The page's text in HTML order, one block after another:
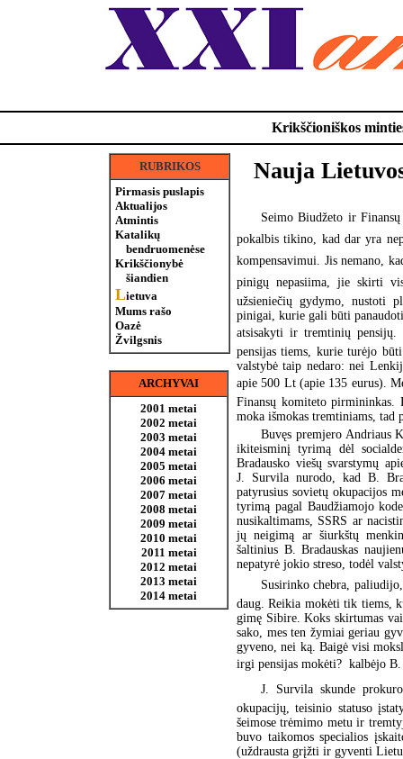
Krikščioniškos
RUBRIKOS
Pirmasis puslapis
Aktualijos
Atmintis
Katalikų
bendruomenėse
Krikščionybė
šiandien
Lietuva
Mums rašo
Oazė
Žvilgsnis
ARCHYVAI
2001 metai
2002 metai
2003 metai
2004 metai
2005 metai
2006 metai
2007 metai
2008 metai
2009 metai
2010 metai
2011 metai
2012 metai
2013 metai
2014 metai
Nauja
Seimo Biudžeto ir Finansų
pokalbis tikino, kad dar yra
kompensavimui. Jis nemano,
pinigų nepasiima, jie skirti
užsieniečių gydymo, nustoti
pinigai, kurie gali būti
atsisakyti ir tremtinių pensijų.
pensijas tiems, kurie turėjo
valstybė taip nedaro: nei
apie 500 Lt (apie 135 eurus).
Finansų komiteto pirmininkas.
moka išmokas tremtiniams,
Buvęs premjero Andriaus
ikiteisminį tyrimą dėl
Bradausko viešų svarstymų
J. Survila nurodo, kad B.
patyrusius sovietų okupacijos
tyrimą pagal Baudžiamojo
nusikaltimams, SSRS ar
jų neigimą ar šiurkštų
šaltinius B. Bradauskas
nepatyrė jokio streso, todėl
Susirinko chebra,
daug. Reikia mokėti tik tiems,
gimę Sibire. Koks skirtumas
sako, mes ten žymiai geriau
gyveno, nei ką. Baigė visi
irgi pensijas mokėti?  kalbėjo
J. Survila skunde
okupacijų, teisinio statuso
šeimose trėmimo metu ir
buvo taikomos specialios
(uždrausta grįžti ir gyventi